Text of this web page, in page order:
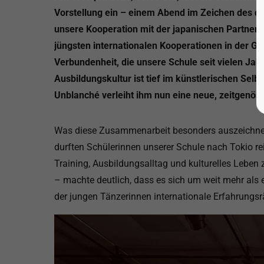
Vorstellung ein – einem Abend im Zeichen des
unsere Kooperation mit der japanischen
jüngsten internationalen Kooperationen in der
Verbundenheit, die unsere Schule seit vielen
Ausbildungskultur ist tief im künstlerischen
Unblanché verleiht ihm nun eine neue,
Was diese Zusammenarbeit besonders
durften Schülerinnen unserer Schule nach Tokio
Training, Ausbildungsalltag und kulturelles
– machte deutlich, dass es sich um weit mehr
der jungen Tänzerinnen internationale